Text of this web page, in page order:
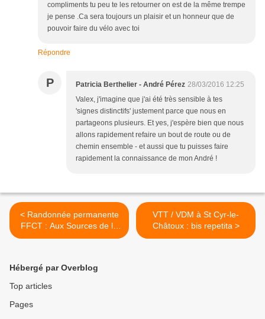
compliments tu peu te les retourner on est de la même trempe
je pense .Ca sera toujours un plaisir et un honneur que de
pouvoir faire du vélo avec toi
Répondre
P Patricia Berthelier - André Pérez 28/03/2016 12:25
Valex, j'imagine que j'ai été très sensible à tes
'signes distinctifs' justement parce que nous en
partageons plusieurs. Et yes, j'espère bien que nous
allons rapidement refaire un bout de route ou de
chemin ensemble - et aussi que tu puisses faire
rapidement la connaissance de mon André !
< Randonnée permanente
FFCT : Aux Sources de la
Seine
VTT / VDM à St Cyr-le-
Châtoux : bis repetita >
Hébergé par Overblog
Top articles
Pages